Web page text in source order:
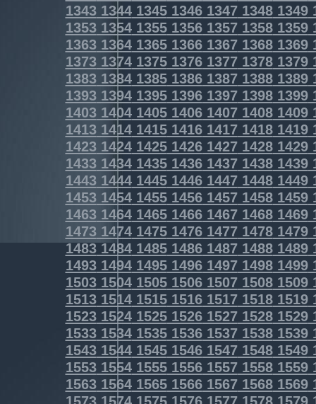
1343134413451346134713481349
1353135413551356135713581359
1363136413651366136713681369
1373137413751376137713781379
1383138413851386138713881389
1393139413951396139713981399
1403140414051406140714081409
1413141414151416141714181419
1423142414251426142714281429
1433143414351436143714381439
1443144414451446144714481449
1453145414551456145714581459
1463146414651466146714681469
1473147414751476147714781479
1483148414851486148714881489
1493149414951496149714981499
1503150415051506150715081509
1513151415151516151715181519
1523152415251526152715281529
1533153415351536153715381539
1543154415451546154715481549
1553155415551556155715581559
1563156415651566156715681569